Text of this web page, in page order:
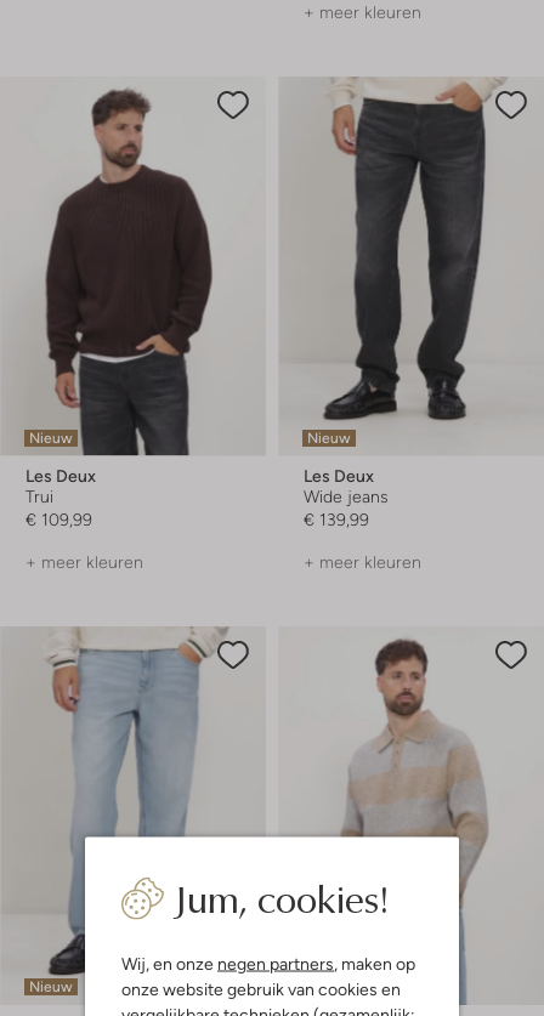
Jum, cookies!
Wij, en onze negen partners, maken op
onze website gebruik van cookies en
+ meer kleuren
Nieuw
Les Deux
Trui
€ 109,99
+ meer kleuren
Nieuw
Les Deux
Wide jeans
€ 139,99
+ meer kleuren
Nieuw Nieuw